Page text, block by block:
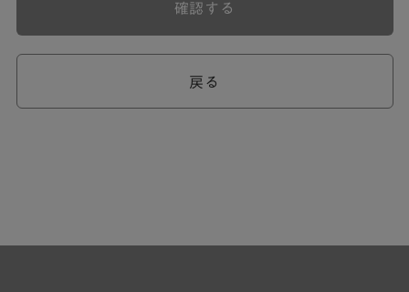
戻る
確認する